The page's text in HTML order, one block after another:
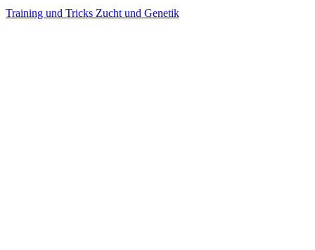
Training und Tricks Zucht und Genetik